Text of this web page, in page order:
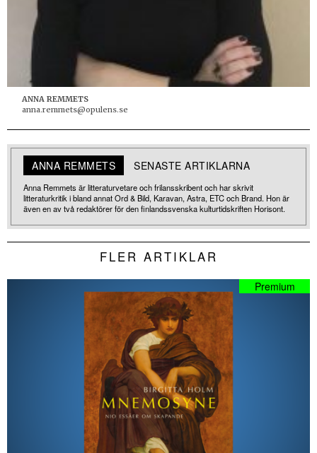
ANNA REMMETS
anna.remmets@opulens.se
ANNA REMMETS SENASTE ARTIKLARNA
Anna Remmets är litteraturvetare och frilansskribent och har skrivit
litteraturkritik i bland annat Ord & Bild, Karavan, Astra, ETC och Brand. Hon är
även en av två redaktörer för den finlandssvenska kulturtidskriften Horisont.
FLER ARTIKLAR